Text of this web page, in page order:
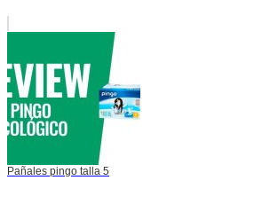
Pañales pingo talla 5